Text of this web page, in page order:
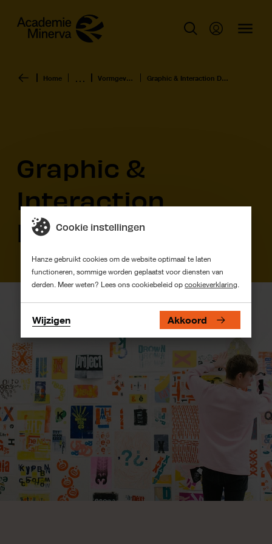
Home Vormgeving Graphic & Interaction Design
Graphic &
Interaction
Design
Cookie instellingen
Hanze gebruikt cookies om de website optimaal te laten
functioneren, sommige worden geplaatst voor diensten van
derden. Meer weten? Lees ons cookiebeleid opcookieverklaring.
Wijzigen Akkoord